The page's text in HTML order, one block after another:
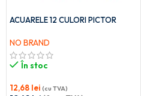
ACUARELE 12 CULORI PICTOR
NO BRAND
În stoc
12,68 lei (cu TVA)